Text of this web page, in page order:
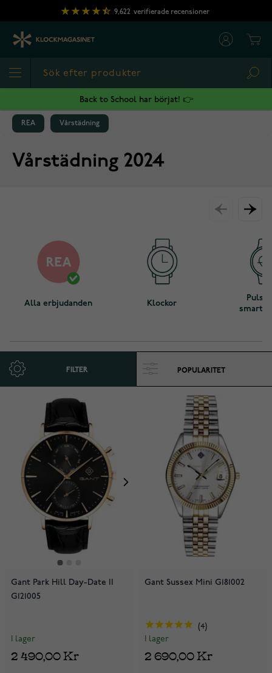
Hoppa till innehållet
9,622 verifierade recensioner
Back to School har börjat! 👉
REA Vårstädning
Vårstädning 2024
Alla erbjudanden Klockor
Puls-
FILTER
Gant Park Hill Day-Date II
G121005
I lager
2 490,00 Kr
Gant Sussex Mini G181002
4
I lager
2 690,00 Kr